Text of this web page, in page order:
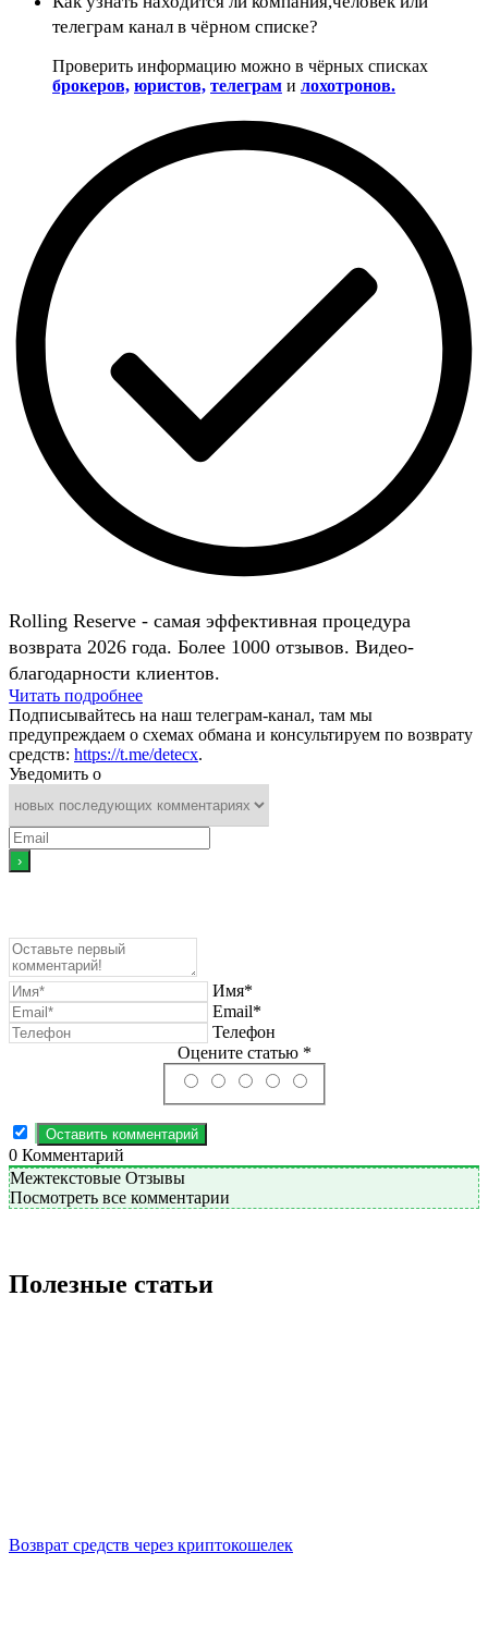
телеграм канал в чёрном списке?
Проверить информацию можно в чёрных списках
брокеров, юристов, телеграм и лохотронов.
Rolling Reserve - самая эффективная процедура
возврата 2026 года. Более 1000 отзывов. Видео-
благодарности клиентов.
Читать подробнее
Подписывайтесь на наш телеграм-канал, там мы
предупреждаем о схемах обмана и консультируем по возврату
средств: https://t.me/detecx.
Уведомить о
Имя*
Email*
Телефон
Оцените статью *
0 Комментарий
Межтекстовые Отзывы
Посмотреть все комментарии
Полезные статьи
Возврат средств через криптокошелек